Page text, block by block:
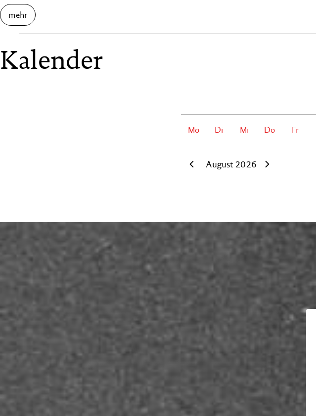
mehr
Kalender
Mo Di Mi Do Fr
August 2026